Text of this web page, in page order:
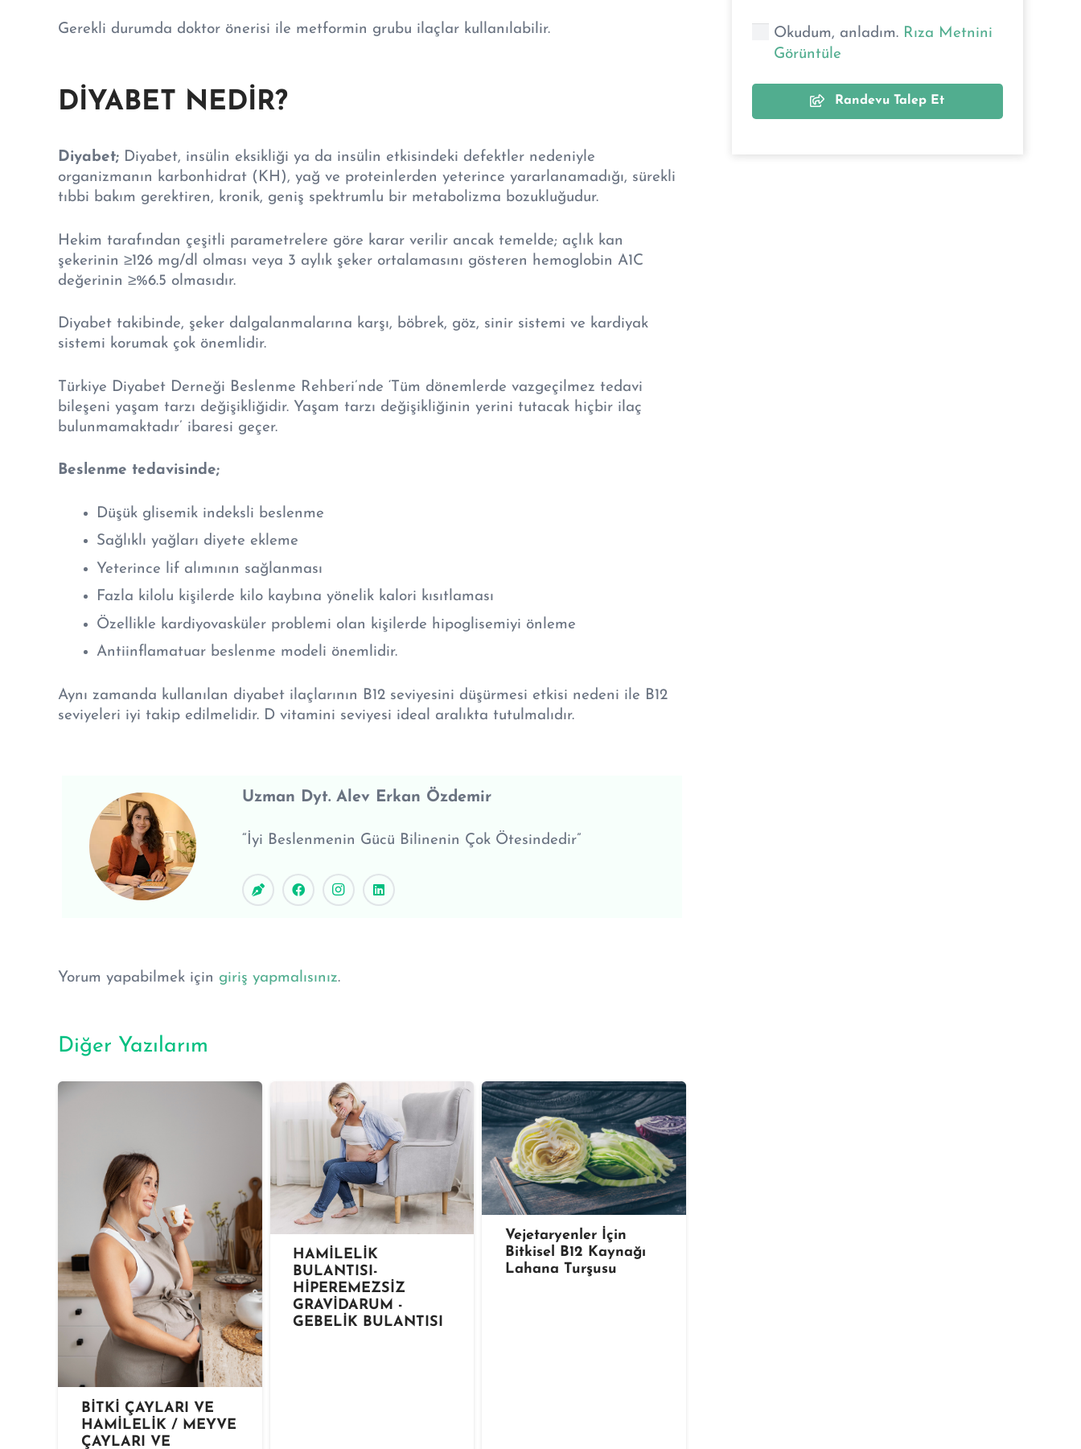
Gerekli durumda doktor önerisi ile metformin grubu ilaçlar kullanılabilir.
DİYABET NEDİR?
Diyabet; Diyabet, insülin eksikliği ya da insülin etkisindeki defektler nedeniyle
organizmanın karbonhidrat (KH), yağ ve proteinlerden yeterince yararlanamadığı, sürekli
tıbbi bakım gerektiren, kronik, geniş spektrumlu bir metabolizma bozukluğudur.
Hekim tarafından çeşitli parametrelere göre karar verilir ancak temelde; açlık kan
şekerinin ≥126 mg/dl olması veya 3 aylık şeker ortalamasını gösteren hemoglobin A1C
değerinin ≥%6.5 olmasıdır.
Diyabet takibinde, şeker dalgalanmalarına karşı, böbrek, göz, sinir sistemi ve kardiyak
sistemi korumak çok önemlidir.
Türkiye Diyabet Derneği Beslenme Rehberi’nde ‘Tüm dönemlerde vazgeçilmez tedavi
bileşeni yaşam tarzı değişikliğidir. Yaşam tarzı değişikliğinin yerini tutacak hiçbir ilaç
bulunmamaktadır’ ibaresi geçer.
Beslenme tedavisinde;
Düşük glisemik indeksli beslenme
Sağlıklı yağları diyete ekleme
Yeterince lif alımının sağlanması
Fazla kilolu kişilerde kilo kaybına yönelik kalori kısıtlaması
Özellikle kardiyovasküler problemi olan kişilerde hipoglisemiyi önleme
Antiinflamatuar beslenme modeli önemlidir.
Aynı zamanda kullanılan diyabet ilaçlarının B12 seviyesini düşürmesi etkisi nedeni ile B12
seviyeleri iyi takip edilmelidir. D vitamini seviyesi ideal aralıkta tutulmalıdır.
Uzman Dyt. Alev Erkan Özdemir
“İyi Beslenmenin Gücü Bilinenin Çok Ötesindedir”
Yorum yapabilmek için giriş yapmalısınız.
Diğer Yazılarım
BİTKİ ÇAYLARI VE
HAMİLELİK / MEYVE
ÇAYLARI VE
HAMİLELİK
BULANTISI-
HİPEREMEZSİZ
GRAVİDARUM -
GEBELİK BULANTISI
Vejetaryenler İçin
Bitkisel B12 Kaynağı
Lahana Turşusu
Okudum, anladım. Rıza Metnini
Görüntüle
Randevu Talep Et